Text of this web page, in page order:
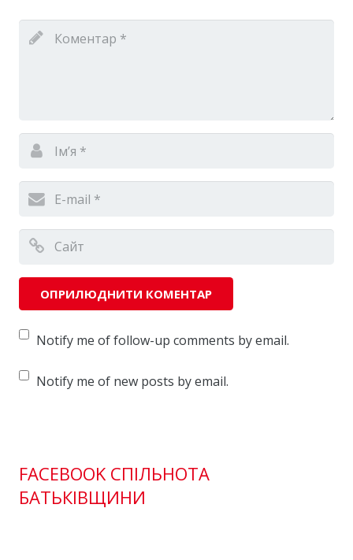
Notify me of follow-up comments by email.
Notify me of new posts by email.
FACEBOOK СПІЛЬНОТА
БАТЬКІВЩИНИ